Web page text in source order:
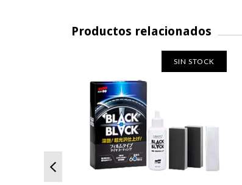
Productos relacionados
SIN STOCK